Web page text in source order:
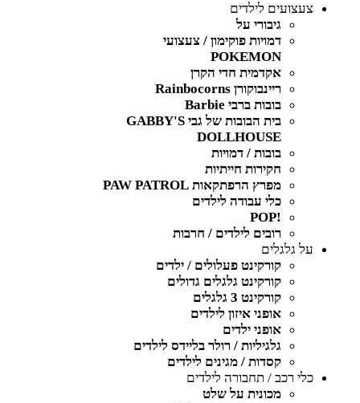
צעצועים לילדים
גיבורי על
דמויות פוקימון / צעצועי
POKEMON
אקדמית חדי הקרן
ריינבוקורן Rainbocorns
בובות ברבי Barbie
בית הבובות של גבי GABBY'S
DOLLHOUSE
בובות / דמויות
חקירות חייתיות
מפרץ הרפתקאות PAW PATROL
כלי עבודה לילדים
!POP
רובים לילדים / חרבות
על גלגלים
קורקינט פעלולים / ילדים
קורקינט גלגלים גדולים
קורקינט 3 גלגלים
אופני איזון לילדים
אופני ילדים
גלגיליות / רולר בליידס לילדים
קסדות / מגינים לילדים
כלי רכב / תחבורה לילדים
מכונית על שלט